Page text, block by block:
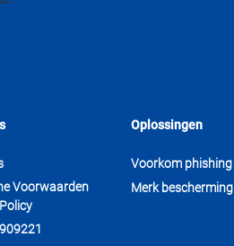
Voorwaarden
Oplossingen
Voorkom phishing
Merk bescherming